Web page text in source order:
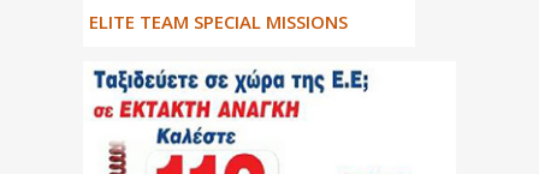
ΕLITE TEAM SPECIAL MISSIONS